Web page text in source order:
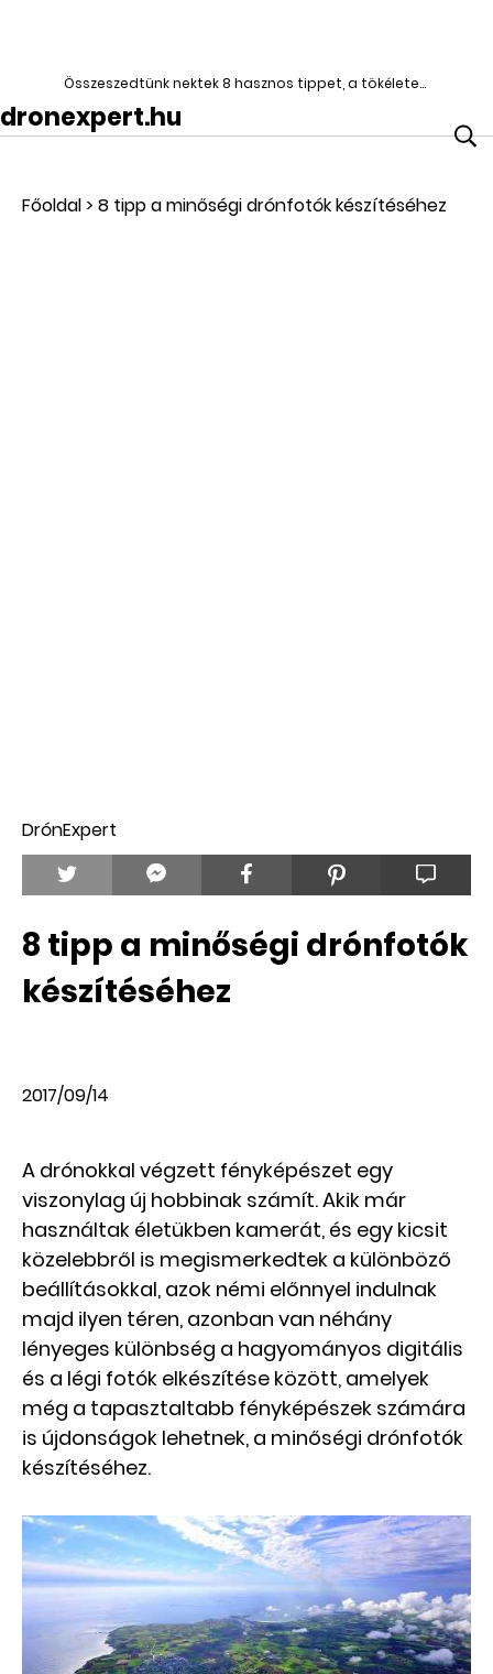
Összeszedtünk nektek 8 hasznos tippet, a tökéletes drón fotók készítéséhez | DroneXpert
dronexpert.hu
Főoldal> 8 tipp a minőségi drónfotók készítéséhez
DrónExpert
8 tipp a minőségi drónfotók
készítéséhez
2017/09/14
A drónokkal végzett fényképészet egy
viszonylag új hobbinak számít. Akik már
használtak életükben kamerát, és egy kicsit
közelebbről is megismerkedtek a különböző
beállításokkal, azok némi előnnyel indulnak
majd ilyen téren, azonban van néhány
lényeges különbség a hagyományos digitális
és a légi fotók elkészítése között, amelyek
még a tapasztaltabb fényképészek számára
is újdonságok lehetnek, a minőségi drónfotók
készítéséhez.